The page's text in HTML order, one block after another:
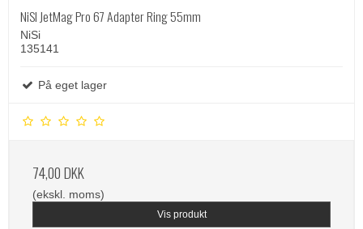
NiSI JetMag Pro 67 Adapter Ring 55mm
NiSi
135141
På eget lager
74,00 DKK
(ekskl. moms)
Vis produkt